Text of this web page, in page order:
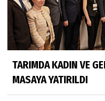
TARIMDA KADIN VE
MASAYA YATIRILDI